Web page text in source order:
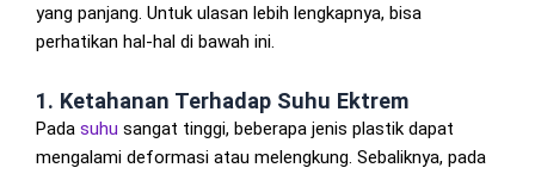
yang panjang. Untuk ulasan lebih lengkapnya, bisa
perhatikan hal-hal di bawah ini.
1. Ketahanan Terhadap Suhu Ektrem
Pada suhu sangat tinggi, beberapa jenis plastik dapat
mengalami deformasi atau melengkung. Sebaliknya, pada